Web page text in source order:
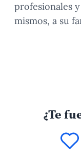
profesionales
mismos, a su
¿Te